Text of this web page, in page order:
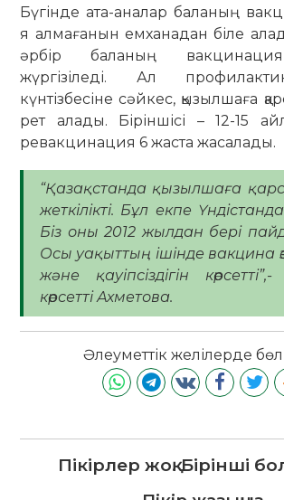
Бүгінде ата-аналар баланың
я алмағанын емханадан біле
әрбір баланың
жүргізіледі. Ал
күнтізбесіне сәйкес, қызылшаға
рет алады. Біріншісі – 12-15
ревакцинация 6 жаста жасалады.
“Қазақстанда қызылшаға
жеткілікті. Бұл екпе
Біз оны 2012 жылдан бері
Осы уақыттың ішінде вакцина өз
және қауіпсіздігін
көрсетті Ахметова.
Әлеуметтік желілерде
Пікірлер жоқ. Бірінші